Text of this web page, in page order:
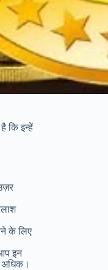
कि इन्हें
के लिए
इन
अधिक।